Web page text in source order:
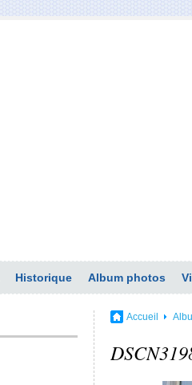
Historique Album photos
Accueil